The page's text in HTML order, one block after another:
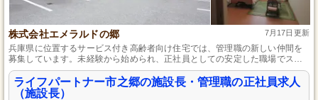
株式会社エメラルドの郷 7月17日更新
兵庫県に位置するサービス付き高齢者向け住宅では、管理職の新しい仲間を
募集しています。未経験から始められ、正社員としての安定した職場でスタ
ッフの勤怠管理や職場環境の整備、見学者対応など、多岐にわたる業務を担
当します。昇給や賞与の評価制度も充実しており、毎日を充実させながら働
くことができます。
ライフパートナー市之郷の施設長・管理職の正社員求人
（施設長）